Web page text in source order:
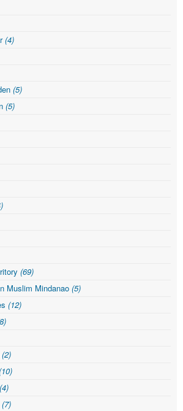
(4)
(5)
(5)
(69)
Muslim Mindanao (5)
(12)
(2)
(4)
(7)